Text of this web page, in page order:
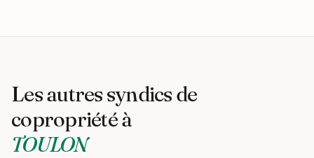
Les autres syndics de
copropriété à
TOULON